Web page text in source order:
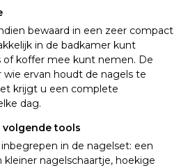
bewaard in een zeer compact
in de badkamer kunt
of koffer mee kunt nemen. De
ervan houdt de nagels te
krijgt u een complete
dag.
volgende tools
in de nagelset: een
kleiner nagelschaartje, hoekige